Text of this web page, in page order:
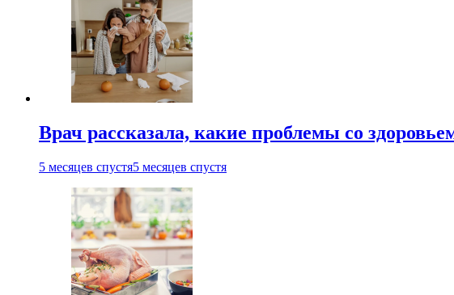
Врач рассказала, какие проблемы со
5 месяцев спустя5 месяцев спустя